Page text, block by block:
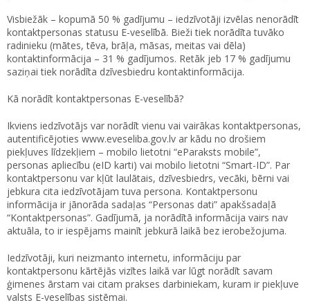
Visbiežāk – kopumā 50 % gadījumu – iedzīvotāji izvēlas nenorādīt
kontaktpersonas statusu E-veselībā. Bieži tiek norādīta tuvāko
radinieku (mātes, tēva, brāļa, māsas, meitas vai dēla)
kontaktinformācija – 31 % gadījumos. Retāk jeb 17 % gadījumu
saziņai tiek norādīta dzīvesbiedru kontaktinformācija.
Kā norādīt kontaktpersonas E-veselībā?
Ikviens iedzīvotājs var norādīt vienu vai vairākas kontaktpersonas,
autentificējoties www.eveseliba.gov.lv ar kādu no drošiem
piekļuves līdzekļiem – mobilo lietotni “eParaksts mobile”,
personas apliecību (eID karti) vai mobilo lietotni “Smart-ID”. Par
kontaktpersonu var kļūt laulātais, dzīvesbiedrs, vecāki, bērni vai
jebkura cita iedzīvotājam tuva persona. Kontaktpersonu
informācija ir jānorāda sadaļas “Personas dati” apakšsadaļā
“Kontaktpersonas”. Gadījumā, ja norādītā informācija vairs nav
aktuāla, to ir iespējams mainīt jebkurā laikā bez ierobežojuma.
Iedzīvotāji, kuri neizmanto internetu, informāciju par
kontaktpersonu kārtējās vizītes laikā var lūgt norādīt savam
ģimenes ārstam vai citam prakses darbiniekam, kuram ir piekļuve
valsts E-veselības sistēmai.